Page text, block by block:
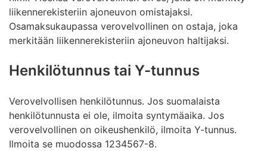
liikennerekisteriin ajoneuvon omistajaksi.
Osamaksukaupassa verovelvollinen on ostaja, joka
merkitään liikennerekisteriin ajoneuvon haltijaksi.
Henkilötunnus tai Y-tunnus
Verovelvollisen henkilötunnus. Jos suomalaista
henkilötunnusta ei ole, ilmoita syntymäaika. Jos
verovelvollinen on oikeushenkilö, ilmoita Y-tunnus.
Ilmoita se muodossa 1234567-8.